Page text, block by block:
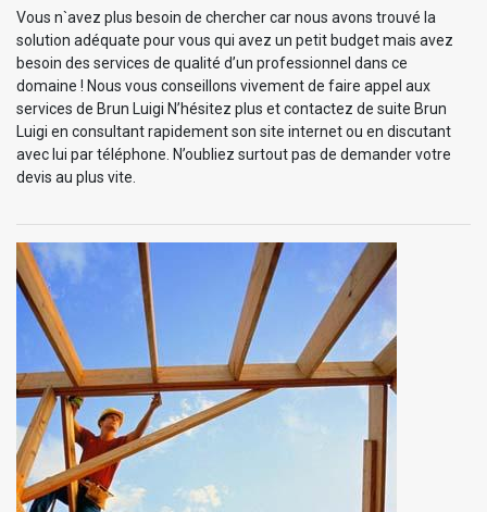
Vous n`avez plus besoin de chercher car nous avons trouvé la
solution adéquate pour vous qui avez un petit budget mais avez
besoin des services de qualité d’un professionnel dans ce
domaine ! Nous vous conseillons vivement de faire appel aux
services de Brun Luigi N’hésitez plus et contactez de suite Brun
Luigi en consultant rapidement son site internet ou en discutant
avec lui par téléphone. N’oubliez surtout pas de demander votre
devis au plus vite.